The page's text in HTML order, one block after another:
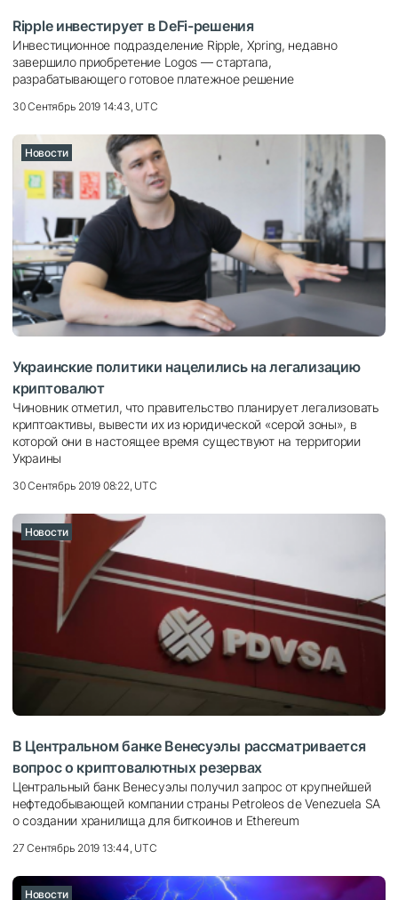
Ripple инвестирует в DeFi-решения
Инвестиционное подразделение Ripple, Xpring, недавно
завершило приобретение Logos — стартапа,
разрабатывающего готовое платежное решение
30 Сентябрь 2019 14:43, UTC
Новости
Украинские политики нацелились на легализацию
криптовалют
Чиновник отметил, что правительство планирует легализовать
криптоактивы, вывести их из юридической «серой зоны», в
которой они в настоящее время существуют на территории
Украины
30 Сентябрь 2019 08:22, UTC
Новости
В Центральном банке Венесуэлы рассматривается
вопрос о криптовалютных резервах
Центральный банк Венесуэлы получил запрос от крупнейшей
нефтедобывающей компании страны Petroleos de Venezuela SA
о создании хранилища для биткоинов и Ethereum
27 Сентябрь 2019 13:44, UTC
Новости